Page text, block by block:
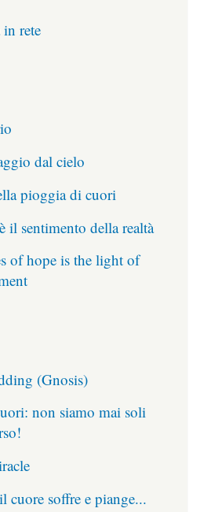
rete
dal cielo
pioggia di cuori
il sentimento della realtà
of hope is the light of
(Gnosis)
non siamo mai soli
cuore soffre e piange...